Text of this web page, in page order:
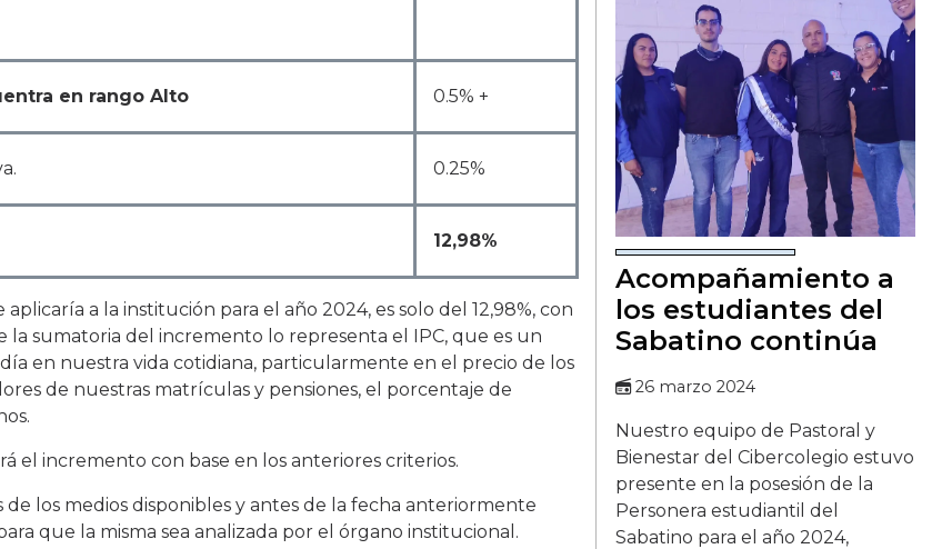
en rango Alto 0.5% +
0.25%
12,98%
a la institución para el año 2024, es solo del 12,98%, con
la sumatoria del incremento lo representa el IPC, que es un
en nuestra vida cotidiana, particularmente en el precio de los
de nuestras matrículas y pensiones, el porcentaje de
el incremento con base en los anteriores criterios.
los medios disponibles y antes de la fecha anteriormente
que la misma sea analizada por el órgano institucional.
Acompañamiento a
los estudiantes del
Sabatino continúa
26 marzo 2024
Nuestro equipo de Pastoral y
Bienestar del Cibercolegio estuvo
presente en la posesión de la
Personera estudiantil del
Sabatino para el año 2024,